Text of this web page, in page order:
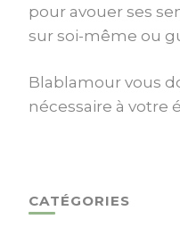
pour avouer ses
sur soi-même ou
Blablamour vous
nécessaire à votre
CATÉGORIES